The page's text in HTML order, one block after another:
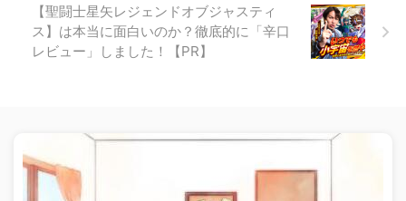
【聖闘士星矢レジェンドオブジャスティ
ス】は本当に面白いのか？徹底的に「辛口
レビュー」しました！【PR】